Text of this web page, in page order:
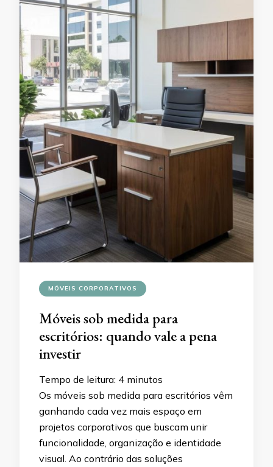
MÓVEIS CORPORATIVOS
Móveis sob medida para
escritórios: quando vale a pena
investir
Tempo de leitura: 4 minutos
Os móveis sob medida para escritórios vêm
ganhando cada vez mais espaço em
projetos corporativos que buscam unir
funcionalidade, organização e identidade
visual. Ao contrário das soluções